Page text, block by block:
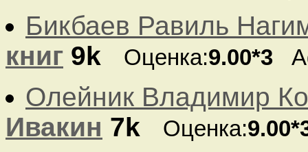
Бикбаев Равиль
книг 9k Оценка:9.00*3
Олейник Владимир
Ивакин 7k Оценка: